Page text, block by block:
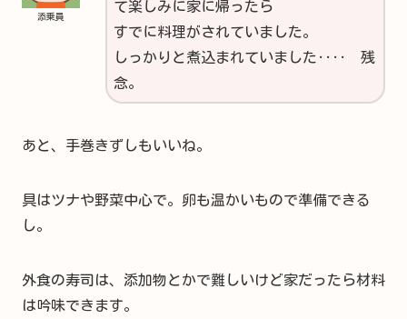
添乗員
て楽しみに家に帰ったら
すでに料理がされていました。
しっかりと煮込まれていました‥‥ 残
念。
あと、手巻きずしもいいね。
具はツナや野菜中心で。卵も温かいもので準備できる
し。
外食の寿司は、添加物とかで難しいけど家だったら材料
は吟味できます。